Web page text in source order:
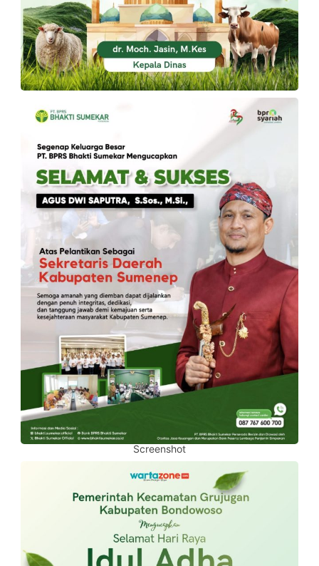
Screenshot